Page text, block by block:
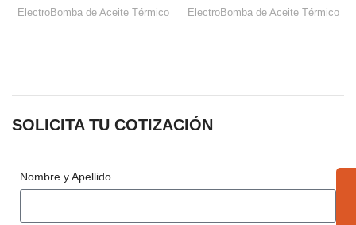
ElectroBomba de Aceite Térmico ElectroBomba de Aceite Térmico
SOLICITA TU COTIZACIÓN
Nombre y Apellido